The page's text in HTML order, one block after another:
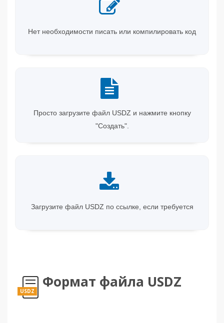
Нет необходимости писать или компилировать код
Просто загрузите файл USDZ и нажмите кнопку
"Создать".
Загрузите файл USDZ по ссылке, если требуется
USDZ
Формат файла USDZ